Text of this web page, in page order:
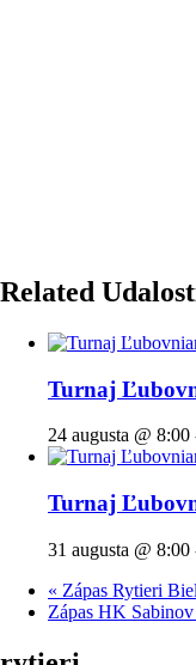
Related
Turnaj
24 augusta @ 8:00
Turnaj
31 augusta @ 8:00
« Zápas Rytieri
Zápas HK